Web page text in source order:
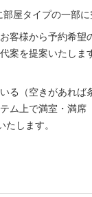
屋タイプの一部
客様から予約希
案を提案いたしま
る（空きがあれば
ム上で満室・満席
します。